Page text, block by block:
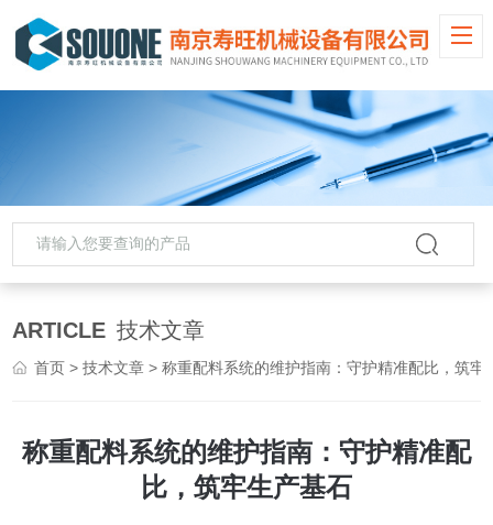
ARTICLE 技术文章
首页 >技术文章 > 称重配料系统的维护指南：守护精准配比，筑牢生产基石
称重配料系统的维护指南：守护精准配
比，筑牢生产基石